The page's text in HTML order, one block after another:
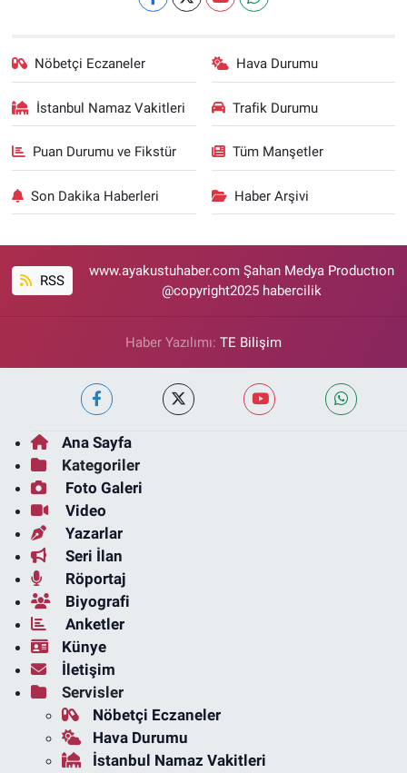
Nöbetçi Eczaneler Hava Durumu
İstanbul Namaz Vakitleri Trafik Durumu
Puan Durumu ve Fikstür Tüm Manşetler
Son Dakika Haberleri Haber Arşivi
RSS
www.ayakustuhaber.com Şahan Medya Productıon
@copyright2025 habercilik
Haber Yazılımı: TE Bilişim
Ana Sayfa
Kategoriler
Foto Galeri
Video
Yazarlar
Seri İlan
Röportaj
Biyografi
Anketler
Künye
İletişim
Servisler
Nöbetçi Eczaneler
Hava Durumu
İstanbul Namaz Vakitleri